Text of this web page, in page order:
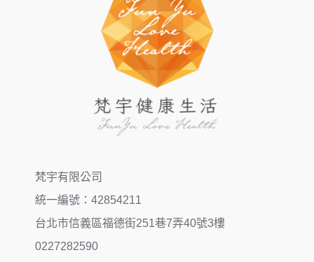
梵宇有限公司
統一編號：42854211
台北市信義區福德街251巷7弄40號3樓
0227282590